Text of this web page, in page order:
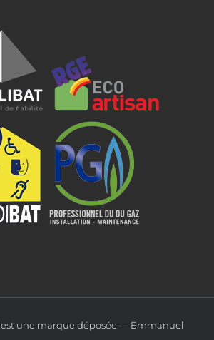
est une marque déposée — Emmanuel